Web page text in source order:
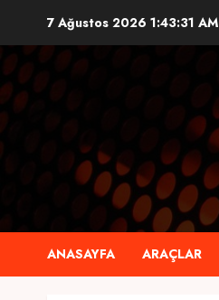
content
7 Ağustos 2026 1:43:32 AM
ANASAYFA ARAÇLAR